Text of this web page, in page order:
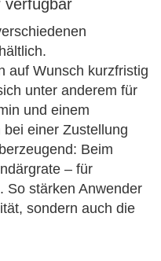
verfügbar
auf Wunsch kurzfristig
unter anderem für
und einem
einer Zustellung
Beim
– für
So stärken Anwender
sondern auch die